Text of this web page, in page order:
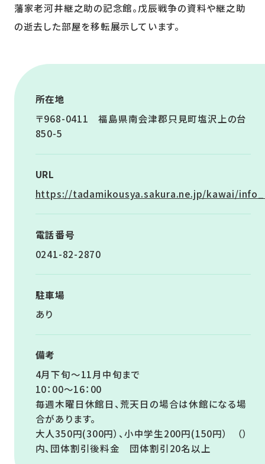
藩家老河井継之助の記念館。戊辰戦争の資料や継之助
の逝去した部屋を移転展示しています。
所在地
〒968-0411 福島県南会津郡只見町塩沢上の台
850-5
URL
https://tadamikousya.sakura.ne.jp/kawai/
電話番号
0241-82-2870
駐車場
あり
備考
4月下旬～11月中旬まで
10：00～16：00
毎週木曜日休館日、荒天日の場合は休館になる場
合があります。
大人350円(300円）、小中学生200円(150円） （）
内、団体割引後料金 団体割引20名以上